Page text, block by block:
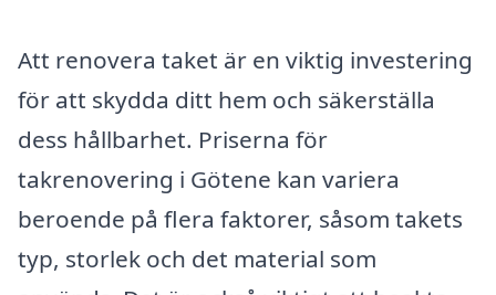
Att renovera taket är en viktig investering
för att skydda ditt hem och säkerställa
dess hållbarhet. Priserna för
takrenovering i Götene kan variera
beroende på flera faktorer, såsom takets
typ, storlek och det material som